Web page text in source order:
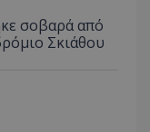
σοβαρά από
Σκιάθου